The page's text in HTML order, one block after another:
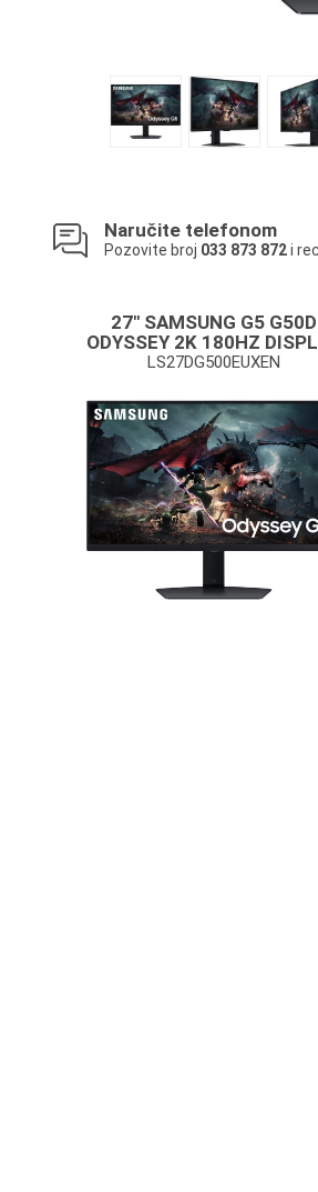
Naručite telefonom
Pozovite broj 033 873 872i
27" SAMSUNG G5 G50D
ODYSSEY 2K 180HZ
LS27DG500EUXEN